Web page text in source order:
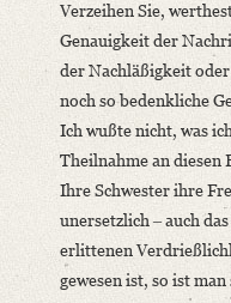
Date: 18.06.1793
Notations:
Printed Text
Provider:
OAI Id:
Bibliography:
Incipit: „[1]
[Konzept oder
Verzeihen Sie,
Verzeihen Sie,
Genauigkeit der
der Nachläßigkeit
noch so bedenkliche
Ich wußte nicht, was
Theilnahme an diesen
Ihre Schwester ihre
unersetzlich ‒ auch
erlittenen
gewesen ist, so ist